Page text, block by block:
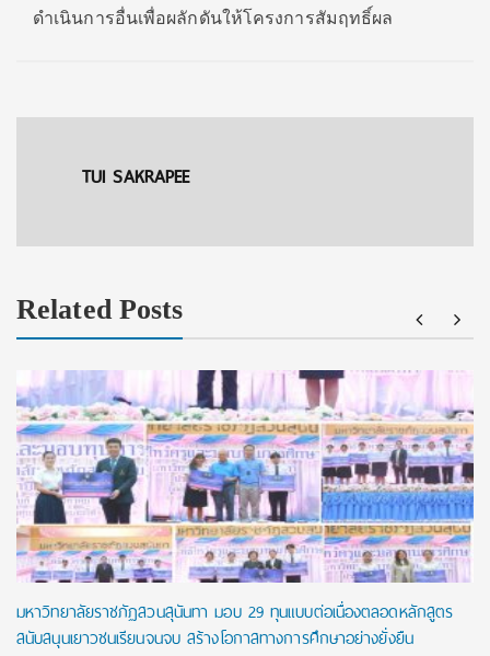
ดำเนินการอื่นเพื่อผลักดันให้โครงการสัมฤทธิ์ผล
TUI SAKRAPEE
Related Posts
มหาวิทยาลัยราชภัฏสวนสุนันทา มอบ 29 ทุนแบบต่อเนื่องตลอดหลักสูตร
สนับสนุนเยาวชนเรียนจนจบ สร้างโอกาสทางการศึกษาอย่างยั่งยืน